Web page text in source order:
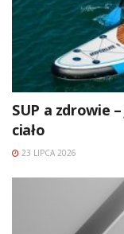
SUP a zdrowie
ciało
23 LIPCA 2026